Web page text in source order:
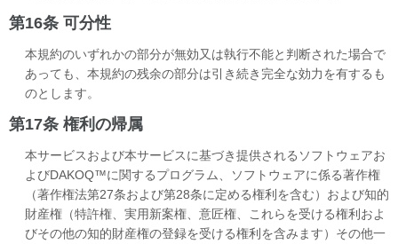
第16条 可分性
本規約のいずれかの部分が無効又は執行不能と判断された場合で
あっても、本規約の残余の部分は引き続き完全な効力を有するも
のとします。
第17条 権利の帰属
本サービスおよび本サービスに基づき提供されるソフトウェアお
よびDAKOQ™に関するプログラム、ソフトウェアに係る著作権
（著作権法第27条および第28条に定める権利を含む）および知的
財産権（特許権、実用新案権、意匠権、これらを受ける権利およ
びその他の知的財産権の登録を受ける権利を含みます）その他一